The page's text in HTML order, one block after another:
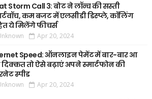
Storm Call 3: बोट ने लॉन्च की सस्ती
कम बजट में एलसीडी डिस्प्ले, कॉलिंग
ये मिलेंगे फीचर्स
Apr 20, 2024
Speed: ऑनलाइन पेमेंट में बार-बार आ
दिक्कत तो ऐसे बढ़ाएं अपने स्मार्टफोन की
स्पीड
Apr 20, 2024